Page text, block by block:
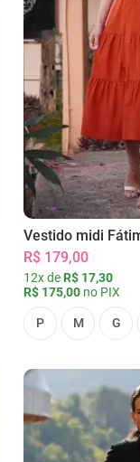
Vestido midi
R$ 179,00
12x de R$ 17,30
R$ 175,00 no PIX
P M G